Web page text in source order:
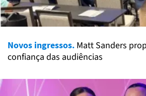
Novos ingressos. Matt Sanders
confiança das audiências